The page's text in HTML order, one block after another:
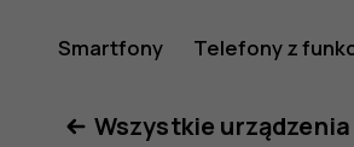
Nokia
Smartfony Telefony z
Wszystkie urządzenia